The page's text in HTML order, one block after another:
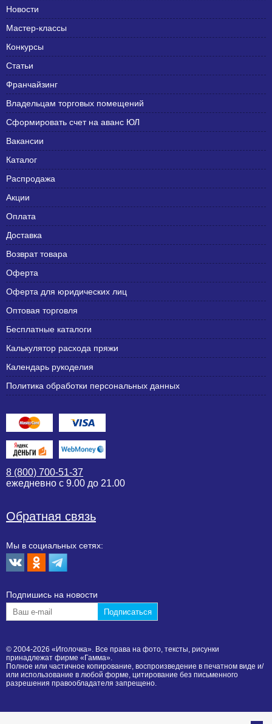
Новости
Мастер-классы
Конкурсы
Статьи
Франчайзинг
Владельцам торговых помещений
Сформировать счет на аванс ЮЛ
Вакансии
Каталог
Распродажа
Акции
Оплата
Доставка
Возврат товара
Оферта
Оферта для юридических лиц
Оптовая торговля
Бесплатные каталоги
Калькулятор расхода пряжи
Календарь рукоделия
Политика обработки персональных данных
8 (800) 700-51-37
ежедневно с 9.00 до 21.00
Обратная связь
Мы в социальных сетях:
Подпишиcь на новости
© 2004-2026 «Иголочка». Все права на фото, тексты, рисунки
принадлежат фирме «Гамма».
Полное или частичное копирование, воспроизведение в печатном виде и/
или использование в любой форме, цитирование без письменного
разрешения правообладателя запрещено.